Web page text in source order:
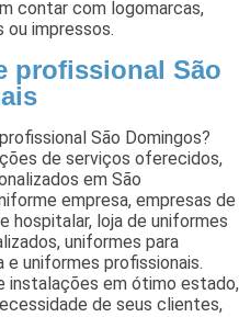
contar com logomarcas,
ou impressos.
profissional São
São Domingos?
de serviços oferecidos,
em São
empresa, empresas de
hospitalar, loja de uniformes
uniformes para
e uniformes profissionais.
instalações em ótimo estado,
de seus clientes,